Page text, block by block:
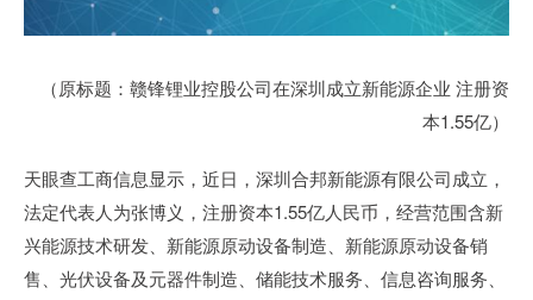
（原标题：赣锋锂业控股公司在深圳成立新能源企业 注册资
本1.55亿）
天眼查工商信息显示，近日，深圳合邦新能源有限公司成立，
法定代表人为张博义，注册资本1.55亿人民币，经营范围含新
兴能源技术研发、新能源原动设备制造、新能源原动设备销
售、光伏设备及元器件制造、储能技术服务、信息咨询服务、